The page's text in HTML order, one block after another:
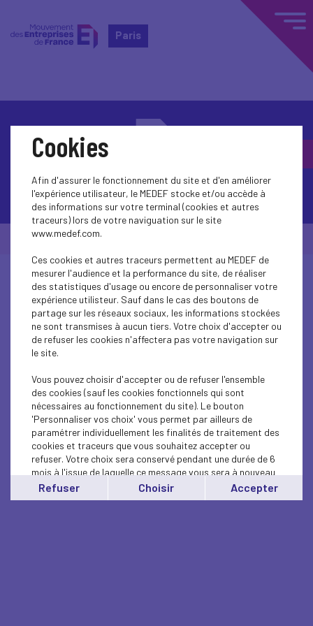
Paris
Contactez-nous
© Medef Paris 2026 -
Cookies
Afin d'assurer le fonctionnement du site et d'en améliorer
l'expérience utilisateur, le MEDEF stocke et/ou accède à
des informations sur votre terminal (cookies et autres
traceurs) lors de votre naviguation sur le site
www.medef.com.
Ces cookies et autres traceurs permettent au MEDEF de
mesurer l'audience et la performance du site, de réaliser
des statistiques d'usage ou encore de personnaliser votre
expérience utilisteur. Sauf dans le cas des boutons de
partage sur les réseaux sociaux, les informations stockées
ne sont transmises à aucun tiers. Votre choix d'accepter ou
de refuser les cookies n'affectera pas votre navigation sur
le site.
Vous pouvez choisir d'accepter ou de refuser l'ensemble
des cookies (sauf les cookies fonctionnels qui sont
nécessaires au fonctionnement du site). Le bouton
'Personnaliser vos choix' vous permet par ailleurs de
paramétrer individuellement les finalités de traitement des
cookies et traceurs que vous souhaitez accepter ou
refuser. Votre choix sera conservé pendant une durée de 6
mois à l'issue de laquelle ce message vous sera à nouveau
affiché..
Vous pouvez modifier votre choix à tout moment en
Refuser Choisir Accepter